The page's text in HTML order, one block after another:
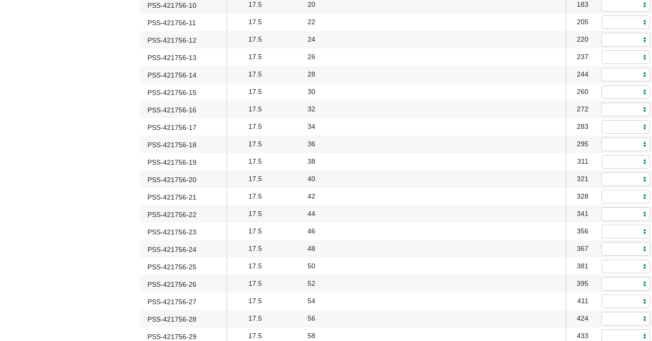
PSS-421756-10 17.5 20 183
PSS-421756-11 17.5 22 205
PSS-421756-12 17.5 24 220
PSS-421756-13 17.5 26 237
PSS-421756-14 17.5 28 244
PSS-421756-15 17.5 30 260
PSS-421756-16 17.5 32 272
PSS-421756-17 17.5 34 283
PSS-421756-18 17.5 36 295
PSS-421756-19 17.5 38 311
PSS-421756-20 17.5 40 321
PSS-421756-21 17.5 42 328
PSS-421756-22 17.5 44 341
PSS-421756-23 17.5 46 356
PSS-421756-24 17.5 48 367
PSS-421756-25 17.5 50 381
PSS-421756-26 17.5 52 395
PSS-421756-27 17.5 54 411
PSS-421756-28 17.5 56 424
PSS-421756-29 17.5 58 433